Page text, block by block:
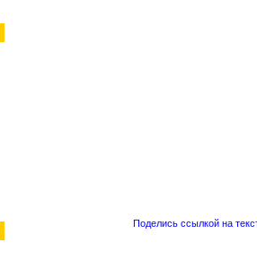
Поделись ссылкой на